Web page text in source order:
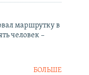
маршрутку в
человек –
БОЛЬШЕ